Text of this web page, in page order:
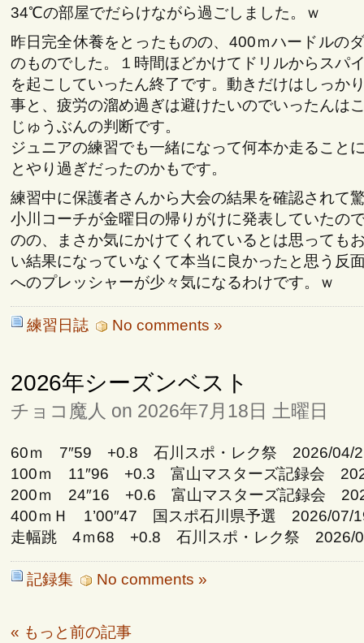
34℃の部屋でだらけながら過ごしました。ｗ
昨日完全休養をとったものの、400ｍハードルの
のものでした。１時間ほどかけてドリルからスパ
を起こしていったん終了です。動きだけはしっか
事と、疲労の溜め過ぎは避けたいのでいったんは
じゅうぶんの判断です。
ジュニアの練習でも一緒になって何本か走ること
とやり過ぎだったのかもです。
練習中に保護者さんから大会の結果を確認されて
小川コーチが金曜日の帰りがけに発表していたの
のの、まさか気にかけてくれているとは思っても
い結果になっていなくて本当に良かったと思う反
へのプレッシャーが少々気になるわけです。ｗ
練習日誌 No comments »
2026年シーズンベスト
チョコ魔人 on 2026年7月18日 土曜日
60ｍ 7″59 +0.8 石川スポ・レク祭 2026/04/
100ｍ 11″96 +0.3 富山マスターズ記録会
200ｍ 24″16 +0.6 富山マスターズ記録会
400ｍＨ 1’00″47 国スポ石川県予選 2026/07/
走幅跳 4ｍ68 +0.8 石川スポ・レク祭 2026/
記録集 No comments »
« もっと前の記事